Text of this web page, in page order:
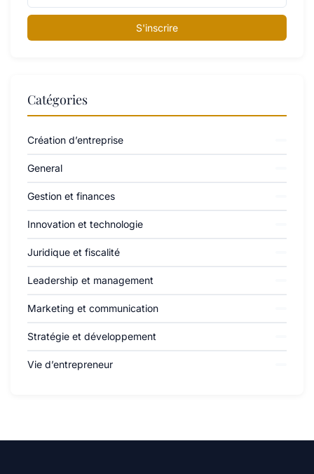
S'inscrire
Catégories
Création d’entreprise
General
Gestion et finances
Innovation et technologie
Juridique et fiscalité
Leadership et management
Marketing et communication
Stratégie et développement
Vie d’entrepreneur